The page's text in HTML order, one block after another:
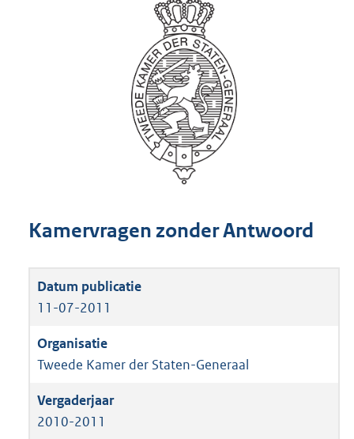
Kamervragen zonder Antwoord
11-07-2011
Tweede Kamer der Staten-Generaal
2010-2011